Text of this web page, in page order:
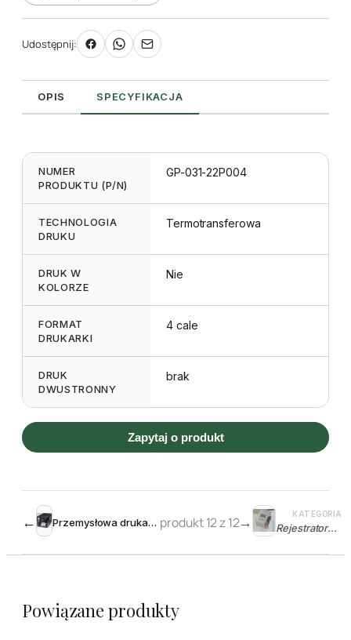
Godex
EZ2250i/EZ2350i
Udostępnij:
OPIS SPECYFIKACJA
NUMER
PRODUKTU (P/N)
GP-031-22P004
TECHNOLOGIA
DRUKU
Termotransferowa
DRUK W
KOLORZE
Nie
FORMAT
DRUKARKI
4 cale
DRUK
DWUSTRONNY
brak
Zapytaj o produkt
← Przemysłowa drukarka etykiet EZ2350i 4″ produkt 12 z 12 KATEGORIA
Rejestratory czasu
→
Powiązane produkty